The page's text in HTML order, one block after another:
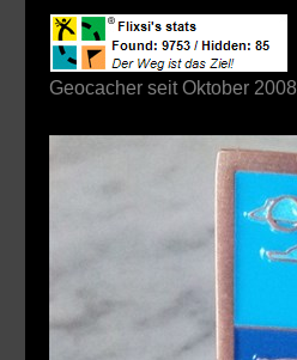
Geocacher seit Oktober 2008